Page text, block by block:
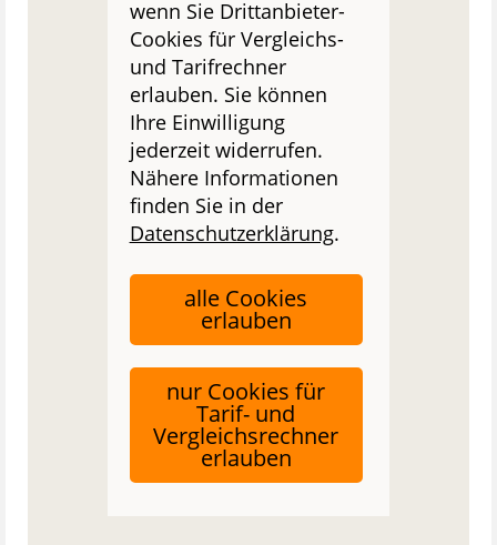
wenn Sie Drittanbieter-
Cookies für Vergleichs-
und Tarifrechner
erlauben. Sie können
Ihre Einwilligung
jederzeit widerrufen.
Nähere Informationen
finden Sie in der
Datenschutzerklärung.
alle Cookies
erlauben
nur Cookies für
Tarif- und
Vergleichsrechner
erlauben